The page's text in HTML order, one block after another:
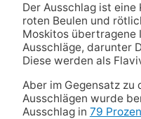
Der Ausschlag ist
roten Beulen und
Moskitos übertragene
Ausschläge, darunter
Diese werden als
Aber im Gegensatz
Ausschlägen wurde
Ausschlag in 79